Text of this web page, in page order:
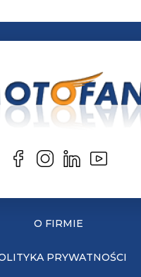
O FIRMIE
PRYWATNOŚCI